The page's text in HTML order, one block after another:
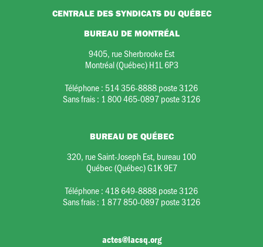
CENTRALE DES SYNDICATS DU QUÉBEC
BUREAU DE MONTRÉAL
9405, rue Sherbrooke Est
Montréal (Québec) H1L 6P3
Téléphone : 514 356-8888 poste 3126
Sans frais : 1 800 465-0897 poste 3126
BUREAU DE QUÉBEC
320, rue Saint-Joseph Est, bureau 100
Québec (Québec) G1K 9E7
Téléphone :418 649-8888 poste 3126
Sans frais : 1 877 850-0897 poste 3126
actes@lacsq.org